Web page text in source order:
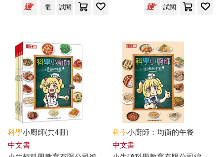
配送方式 (可複選)
可超商取貨(86)
可海外宅配(86)
電
試閱 試閱
科學小廚師(共4冊)
中文書
科學小廚師：均衡的午餐
中文書